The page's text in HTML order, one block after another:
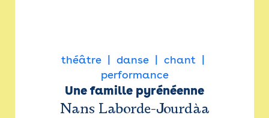
théâtre danse
chant
performance
Une famille pyrénéenne
Nans Laborde-Jourdàa